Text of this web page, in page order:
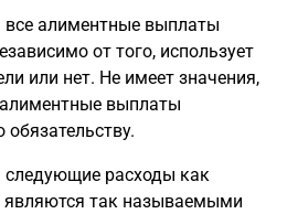
алиментные выплаты
от того, использует
или нет. Не имеет значения,
выплаты
расходы как
являются так называемыми